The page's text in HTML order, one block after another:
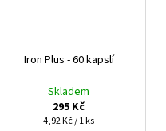
Iron Plus - 60 kapslí
Skladem
295 Kč
Měrná
4,92 Kč / 1 ks